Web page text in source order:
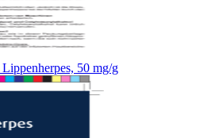
50 mg/g